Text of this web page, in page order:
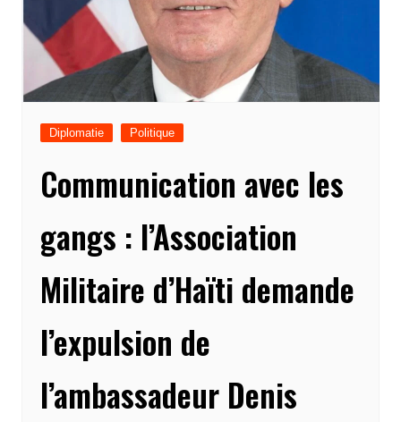
Diplomatie Politique
Communication avec les
gangs : l’Association
Militaire d’Haïti demande
l’expulsion de
l’ambassadeur Denis